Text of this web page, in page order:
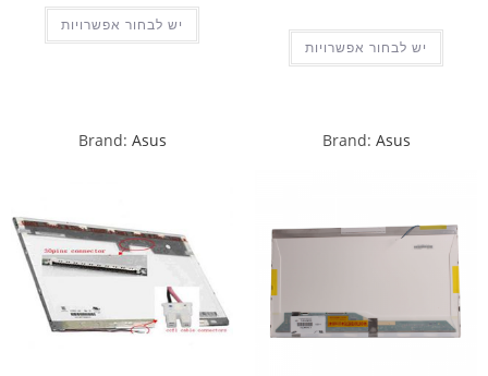
יש לבחור אפשרויות
יש לבחור אפשרויות
Brand: Asus
Brand: Asus